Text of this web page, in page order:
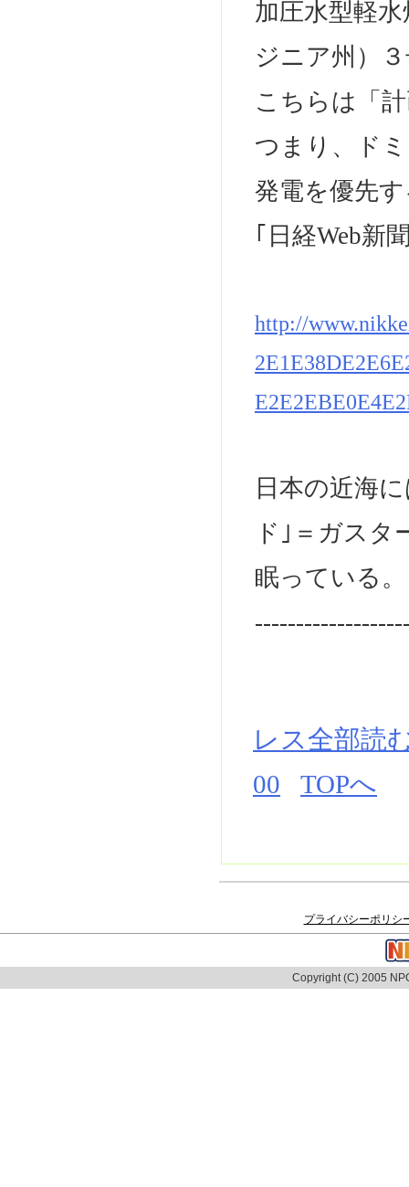
加圧水型軽
ジニア州）
こちらは「
つまり、ド
発電を優先
｢日経Web新
http://
日本の近海
ド｣＝ガス
眠っている。
レス全部読
00
TOPへ
プライバシーポリシ
Copyright (C) 2005